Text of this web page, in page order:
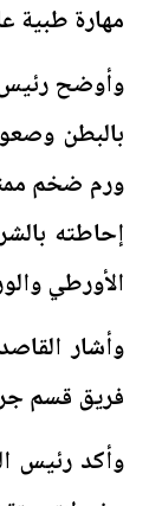
مهارة طبية
بالبطن
ورم ضخم
إحاطته
الأورطي
وأشار
فريق قسم
وأكد رئيس